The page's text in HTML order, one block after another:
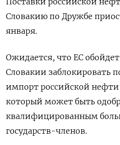
Словакию по Дружбе
января.
Ожидается, что ЕС
Словакии заблокировать
импорт российской
который может быть
‌квалифицированным
государств-членов.